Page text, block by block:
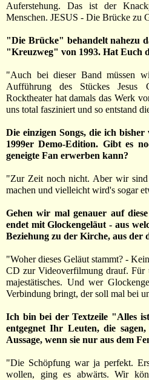
Auferstehung. Das ist der
Menschen. JESUS - Die Brücke zu
"Die Brücke" behandelt nahezu
"Kreuzweg" von 1993. Hat Euch
"Auch bei dieser Band müssen
Aufführung des Stückes Jesus
Rocktheater hat damals das Werk
uns total fasziniert und so entstand
Die einzigen Songs, die ich
1999er Demo-Edition. Gibt es
geneigte Fan erwerben kann?
"Zur Zeit noch nicht. Aber wir sind
machen und vielleicht wird's sogar
Gehen wir mal genauer auf
endet mit Glockengeläut - aus
Beziehung zu der Kirche, aus der
"Woher dieses Geläut stammt? -
CD zur Videoverfilmung drauf. Für
majestätisches. Und wer
Verbindung bringt, der soll mal bei
Ich bin bei der Textzeile "Alles
entgegnet Ihr Leuten, die sagen,
Aussage, wenn sie nur aus dem
"Die Schöpfung war ja perfekt.
wollen, ging es abwärts. Wir